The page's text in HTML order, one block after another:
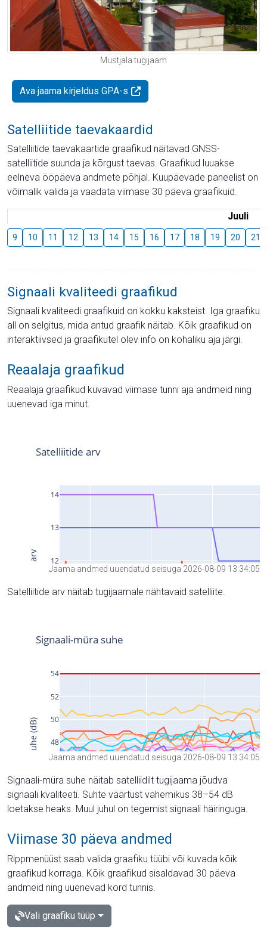
Mustjala tugijaam
Ava jaama kirjeldus GPA-s
Satelliitide taevakaardid
Satelliitide taevakaartide graafikud näitavad GNSS-
satelliitide suunda ja kõrgust taevas. Graafikud luuakse
eelneva ööpäeva andmete põhjal. Kuupäevade paneelist on
võimalik valida ja vaadata viimase 30 päeva graafikuid.
Juuli
9 10 11 12 13 14 15 16 17 18 19 20 21
Signaali kvaliteedi graafikud
Signaali kvaliteedi graafikuid on kokku kaksteist. Iga graafiku
all on selgitus, mida antud graafik näitab. Kõik graafikud on
interaktiivsed ja graafikutel olev info on kohaliku aja järgi.
Reaalaja graafikud
Reaalaja graafikud kuvavad viimase tunni aja andmeid ning
uuenevad iga minut.
Jaama andmed uuendatud seisuga 2026-08-09 13:34:05
Satelliitide arv näitab tugijaamale nähtavaid satelliite.
Jaama andmed uuendatud seisuga 2026-08-09 13:34:05
Signaali-müra suhe näitab satelliidilt tugijaama jõudva
signaali kvaliteeti. Suhte väärtust vahemikus 38–54 dB
loetakse heaks. Muul juhul on tegemist signaali häiringuga.
Viimase 30 päeva andmed
Rippmenüüst saab valida graafiku tüübi või kuvada kõik
graafikud korraga. Kõik graafikud sisaldavad 30 päeva
andmeid ning uuenevad kord tunnis.
Vali graafiku tüüp